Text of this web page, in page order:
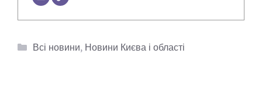
Категорії
Всі новини, Новини Києва і області